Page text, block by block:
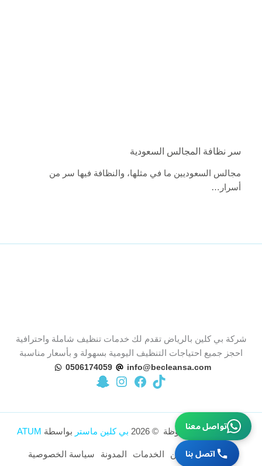
سر نظافة المجالس السعودية
مجالس السعوديين ما في مثلها، والنظافة فيها سر من
أسرار…
شركة بي كلين بالرياض تقدم لك خدمات تنظيف شاملة واحترافية
احجز جميع احتياجات التنظيف اليومية بسهولة و بأسعار مناسبة
info@becleansa.com
0506174059
تيك توكزيارة صفحة بي كلين على فيسبوك
زيارة حساب بي كلين على إنستجرام
زيارة حساب بي كلين على سناب شات
جميع الحقوق محفوظة © 2026 بي كلين ماستر بواسطة ATUM
الرئيسية من نحن الخدمات المدونة سياسة الخصوصية
تواصل معنا
اتصل بنا